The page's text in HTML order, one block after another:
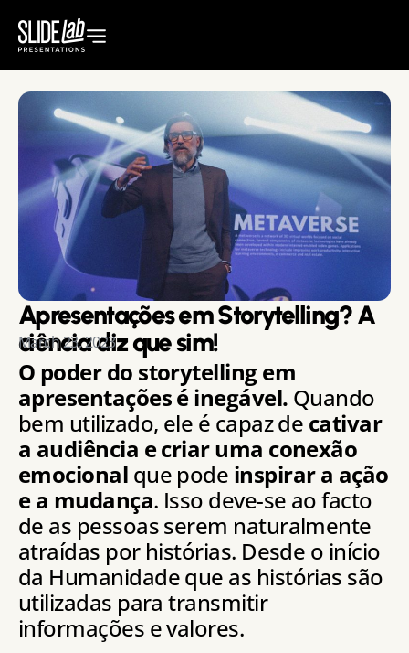
Apresentações em Storytelling? A
ciência diz que sim!
March 23, 2023
O poder do storytelling em
apresentações é inegável. Quando
bem utilizado, ele é capaz de cativar
a audiência e criar uma conexão
emocional que pode inspirar a ação
e a mudança. Isso deve-se ao facto
de as pessoas serem naturalmente
atraídas por histórias. Desde o início
da Humanidade que as histórias são
utilizadas para transmitir
informações e valores.